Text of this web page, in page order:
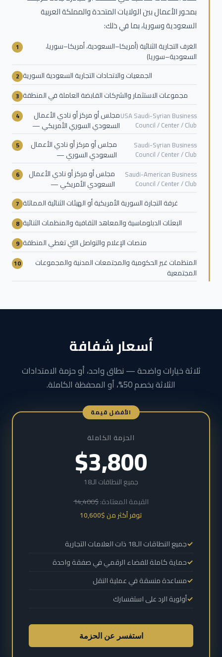
بمحور الأعمال بين الولايات المتحدة والمملكة العربية
السعودية وسوريا، بما في ذلك:
الغرف التجارية الثنائية (أمريكا–السعودية، أمريكا–سوريا،
السعودية–سوريا)
الجمعيات والاتحادات التجارية السعودية السورية
مجموعات الاستثمار والشركات القابضة العاملة في المنطقة
مجلس أو مركز أو نادي الأعمال
السعودي السوري الأمريكي —
USA Saudi-Syrian Business
Council / Center / Club
مجلس أو مركز أو نادي الأعمال
السعودي السوري —
Saudi-Syrian Business
Council / Center / Club
مجلس أو مركز أو نادي الأعمال
السعودي الأمريكي —
Saudi-American Business
Council / Center / Club
غرفة التجارة السورية الأمريكية أو الهيئات الثنائية المماثلة
البعثات الدبلوماسية والمعاهد الثقافية والمنظمات الثنائية
منصات الإعلام والتواصل التي تغطي المنطقة
المنظمات غير الحكومية والمجتمعات المدنية والمجموعات
المجتمعية
أسعار شفافة
ثلاثة خيارات واضحة — نطاق واحد، أو حزمة الامتدادات
الثلاثة بخصم 50%، أو المحفظة الكاملة.
الأفضل قيمة
الحزمة الكاملة
$3,800
جميع النطاقات الـ18
القيمة المعتادة:$14,400
توفر أكثر من $10,600
جميع النطاقات الـ18 ذات العلامات التجارية
حماية كاملة للفضاء الرقمي في صفقة واحدة
مساعدة منسقة في عملية النقل
أولوية الرد على استفسارك
استفسر عن الحزمة